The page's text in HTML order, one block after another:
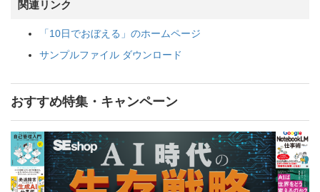
関連リンク
「10日でおぼえる」のホームページ
サンプルファイル ダウンロード
おすすめ特集・キャンペーン